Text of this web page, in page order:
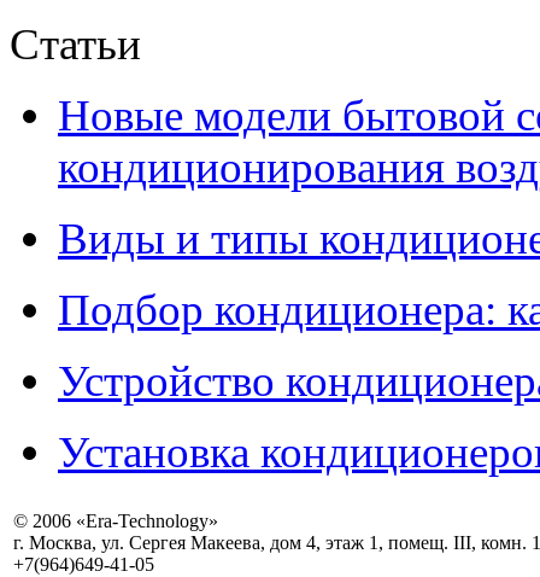
Статьи
Новые модели бытовой
кондиционирования
Виды и типы
Подбор кондиционера:
Устройство
Установка
© 2006 «Era-Technology»
г. Москва, ул. Сергея Макеева, дом 4, этаж 1, помещ. III, комн. 1
+7(964)649-41-05